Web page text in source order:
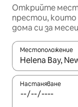
Открийте
престои, които
дома си за
Местоположение
Когато
Настаняване